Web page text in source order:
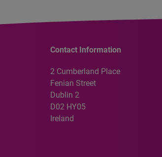
Contact Information
2 Cumberland Place
Fenian Street
Dublin 2
D02 HY05
Ireland